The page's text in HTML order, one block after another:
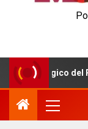
del Parque